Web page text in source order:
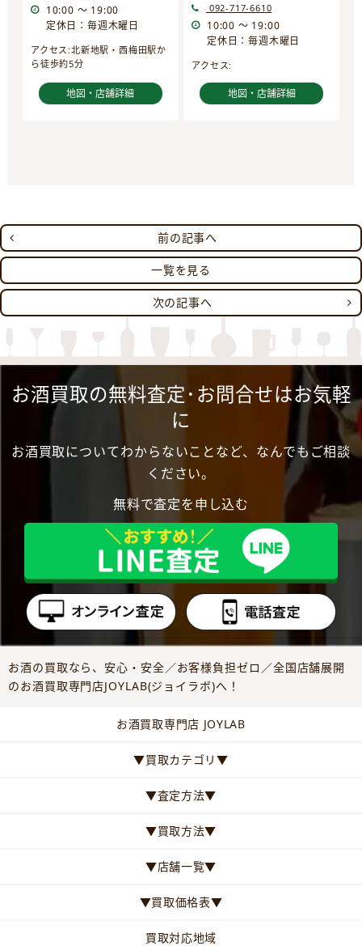
10:00 ～ 19:00
定休日：毎週木曜日
アクセス:北新地駅・西梅田駅か
ら徒歩約5分
地図・店舗詳細
092-717-6610
10:00 ～ 19:00
定休日：毎週木曜日
アクセス:
地図・店舗詳細
前の記事へ
一覧を見る
次の記事へ
お酒買取の無料査定･お問合せはお気軽
に
お酒買取についてわからないことなど、なんでもご相談
ください。
無料で査定を申し込む
お酒の買取なら、安心・安全／お客様負担ゼロ／全国店舗展開
のお酒買取専門店JOYLAB(ジョイラボ)へ！
お酒買取専門店 JOYLAB
▼買取カテゴリ▼
▼査定方法▼
▼買取方法▼
▼店舗一覧▼
▼買取価格表▼
買取対応地域